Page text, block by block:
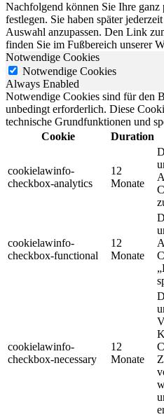
Nachfolgend können Sie Ihre ganz
festlegen. Sie haben später
Auswahl anzupassen. Den Link
finden Sie im Fußbereich unserer
Notwendige Cookies
Notwendige Cookies
Always Enabled
Notwendige Cookies sind für den
unbedingt erforderlich. Diese
technische Grundfunktionen und
Cookie
Duration
cookielawinfo-
checkbox-analytics
12
Monate
cookielawinfo-
checkbox-functional
12
Monate
cookielawinfo-
checkbox-necessary
12
Monate